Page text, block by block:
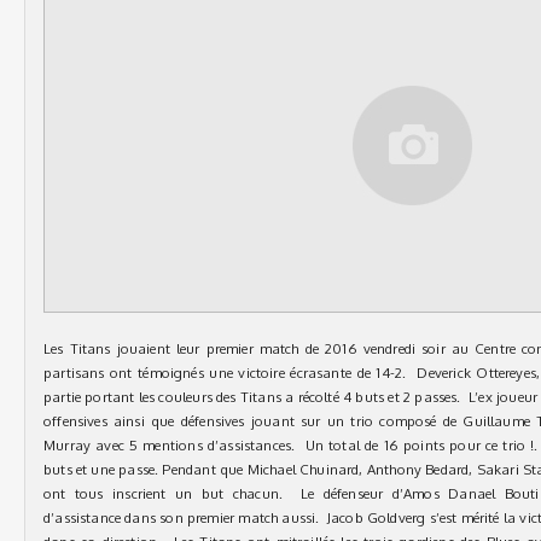
Les Titans jouaient leur premier match de 2016 vendredi soir au Centre
partisans ont témoignés une victoire écrasante de 14-2. Deverick
partie portant les couleurs des Titans a récolté 4 buts et 2 passes. L’ex
offensives ainsi que défensives jouant sur un trio composé de Guillaume
Murray avec 5 mentions d’assistances. Un total de 16 points pour ce trio
buts et une passe. Pendant que Michael Chuinard, Anthony Bedard, Sakari
ont tous inscrient un but chacun. Le défenseur d’Amos Danael
d’assistance dans son premier match aussi. Jacob Goldverg s’est mérité la